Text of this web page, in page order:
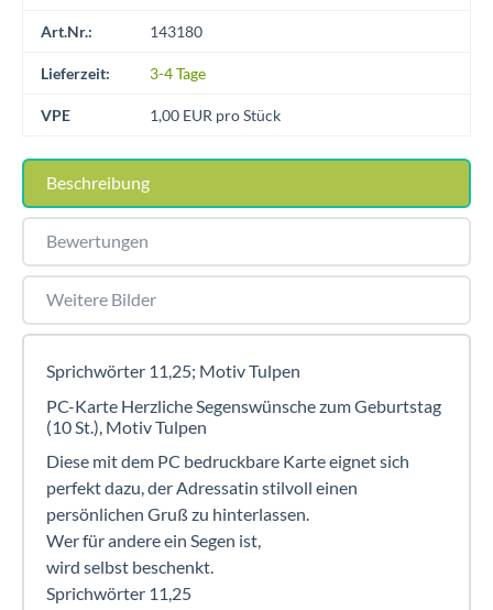
Art.Nr.: 143180
Lieferzeit: 3-4 Tage
VPE 1,00 EUR pro Stück
Beschreibung
Bewertungen
Weitere Bilder
Sprichwörter 11,25; Motiv Tulpen
PC-Karte Herzliche Segenswünsche zum Geburtstag
(10 St.), Motiv Tulpen
Diese mit dem PC bedruckbare Karte eignet sich
perfekt dazu, der Adressatin stilvoll einen
persönlichen Gruß zu hinterlassen.
Wer für andere ein Segen ist,
wird selbst beschenkt.
Sprichwörter 11,25